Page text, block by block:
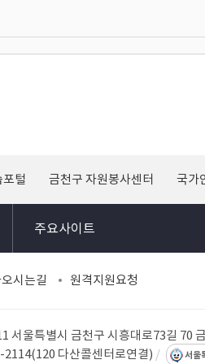
털 금천구 자원봉사센터 국가
주요사이트
시는길 원격지원요청
서울특별시 금천구 시흥대로73길 70
다산콜센터로연결)
서울